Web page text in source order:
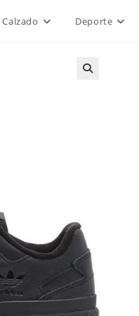
Calzado Deporte